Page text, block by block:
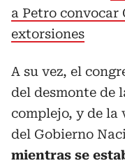
a Petro convocar
extorsiones
A su vez, el
del desmonte de
complejo, y de la
del Gobierno
mientras se